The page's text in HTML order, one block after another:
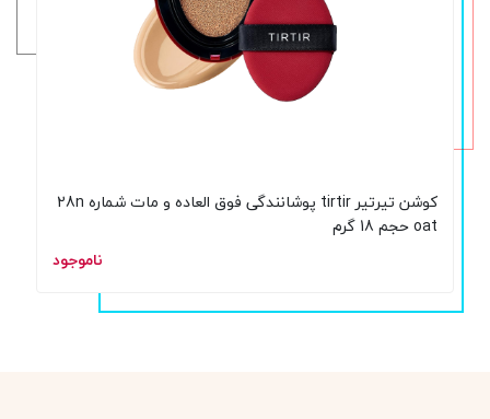
کوشن تیرتیر tirtir پوشانندگی فوق العاده و مات شماره 28n
oat حجم 18 گرم
ناموجود